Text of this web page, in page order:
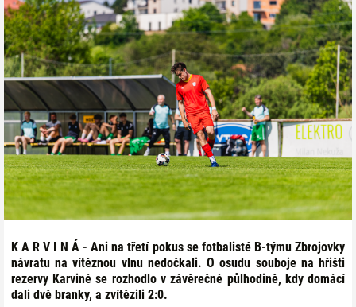
K A R V I N Á - Ani na třetí pokus se fotbalisté B-týmu Zbrojovky
návratu na vítěznou vlnu nedočkali. O osudu souboje na hřišti
rezervy Karviné se rozhodlo v závěrečné půlhodině, kdy domácí
dali dvě branky, a zvítězili 2:0.